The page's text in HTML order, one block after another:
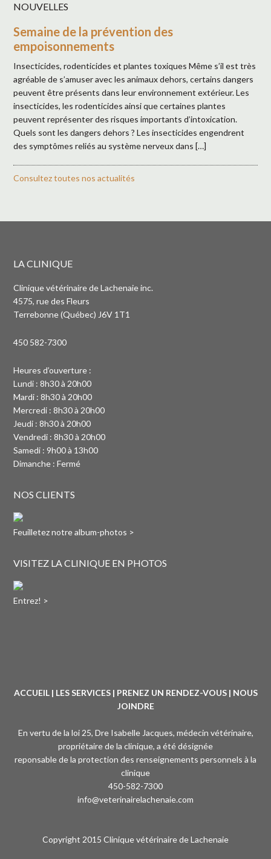
NOUVELLES
Semaine de la prévention des
empoisonnements
Insecticides, rodenticides et plantes toxiques Même s’il est très
agréable de s’amuser avec les animaux dehors, certains dangers
peuvent être présents dans leur environnement extérieur. Les
insecticides, les rodenticides ainsi que certaines plantes
peuvent représenter des risques importants d’intoxication.
Quels sont les dangers dehors ? Les insecticides engendrent
des symptômes reliés au système nerveux dans […]
Consultez toutes nos actualités
LA CLINIQUE
Clinique vétérinaire de Lachenaie inc.
4575, rue des Fleurs
Terrebonne (Québec) J6V 1T1
450 582-7300
Heures d’ouverture :
Lundi : 8h30 à 20h00
Mardi : 8h30 à 20h00
Mercredi : 8h30 à 20h00
Jeudi : 8h30 à 20h00
Vendredi : 8h30 à 20h00
Samedi : 9h00 à 13h00
Dimanche : Fermé
NOS CLIENTS
Feuilletez notre album-photos >
VISITEZ LA CLINIQUE EN PHOTOS
Entrez! >
ACCUEIL| LES SERVICES| PRENEZ UN RENDEZ-VOUS| NOUS
JOINDRE
En vertu de la loi 25, Dre Isabelle Jacques, médecin vétérinaire,
propriétaire de la clinique, a été désignée
reponsable de la protection des renseignements personnels à la
clinique
450-582-7300
info@veterinairelachenaie.com
Copyright 2015 Clinique vétérinaire de Lachenaie